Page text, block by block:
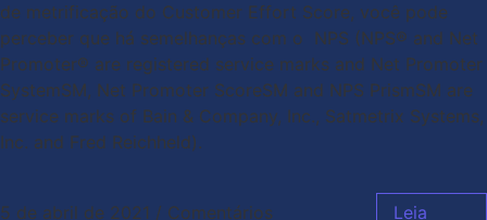
de metrificação do Customer Effort Score, você pode
perceber que há semelhanças com o NPS (NPS® and Net
Promoter® are registered service marks and Net Promoter
SystemSM, Net Promoter ScoreSM and NPS PrismSM are
service marks of Bain & Company, Inc., Satmetrix Systems,
Inc. and Fred Reichheld).
5 de abril de 2021 / Comentários Leia